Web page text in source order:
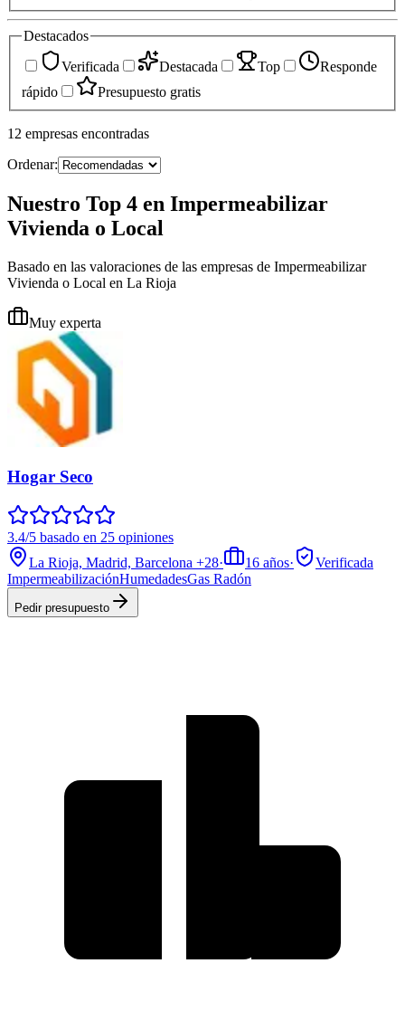
Destacados
Verificada
Destacada Top
Responde
rápido
Presupuesto gratis
12 empresas encontradas
Ordenar:
Nuestro Top 4 en Impermeabilizar
Vivienda o Local
Basado en las valoraciones de las empresas de Impermeabilizar
Vivienda o Local en La Rioja
Muy experta
Hogar Seco
3.4/5 basado en 25 opiniones
La Rioja, Madrid, Barcelona +28· 16 años·
Verificada
ImpermeabilizaciónHumedadesGas Radón
Pedir presupuesto